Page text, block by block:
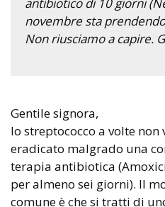
novembre sta
Non riusciamo a capire.
Gentile signora,
lo streptococco a volte non
eradicato malgrado una
terapia antibiotica
per almeno sei giorni). Il
comune è che si tratti di